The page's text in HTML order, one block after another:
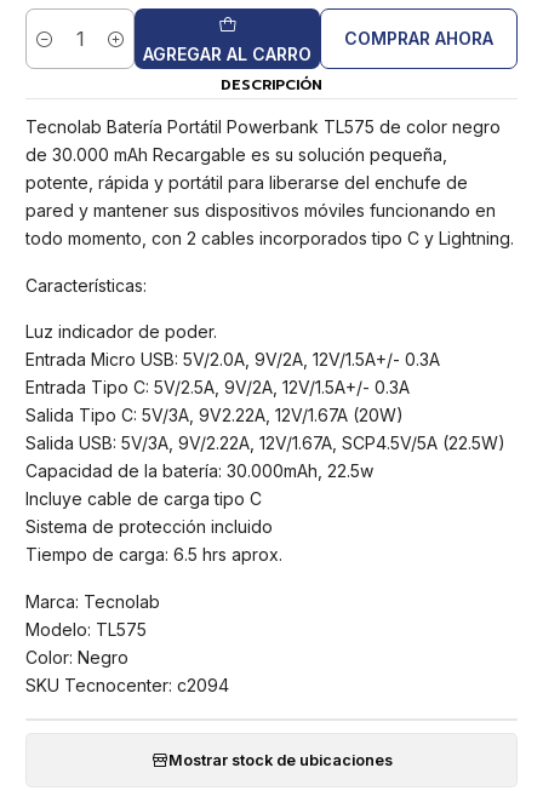
Cantidad AGREGAR AL CARRO
COMPRAR AHORA
DESCRIPCIÓN
Tecnolab Batería Portátil Powerbank TL575 de color negro
de 30.000 mAh Recargable es su solución pequeña,
potente, rápida y portátil para liberarse del enchufe de
pared y mantener sus dispositivos móviles funcionando en
todo momento, con 2 cables incorporados tipo C y Lightning.
Características:
Luz indicador de poder.
Entrada Micro USB: 5V/2.0A, 9V/2A, 12V/1.5A+/- 0.3A
Entrada Tipo C: 5V/2.5A, 9V/2A, 12V/1.5A+/- 0.3A
Salida Tipo C: 5V/3A, 9V2.22A, 12V/1.67A (20W)
Salida USB: 5V/3A, 9V/2.22A, 12V/1.67A, SCP4.5V/5A (22.5W)
Capacidad de la batería: 30.000mAh, 22.5w
Incluye cable de carga tipo C
Sistema de protección incluido
Tiempo de carga: 6.5 hrs aprox.
Marca: Tecnolab
Modelo: TL575
Color: Negro
SKU Tecnocenter: c2094
Mostrar stock de ubicaciones